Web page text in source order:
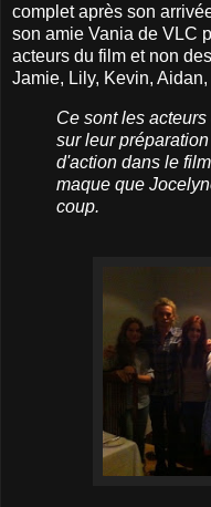
complet après son
son amie Vania de VLC
acteurs du film et non
Jamie, Lily, Kevin,
Ce sont les
sur leur
d'action dans le
maque que
coup.